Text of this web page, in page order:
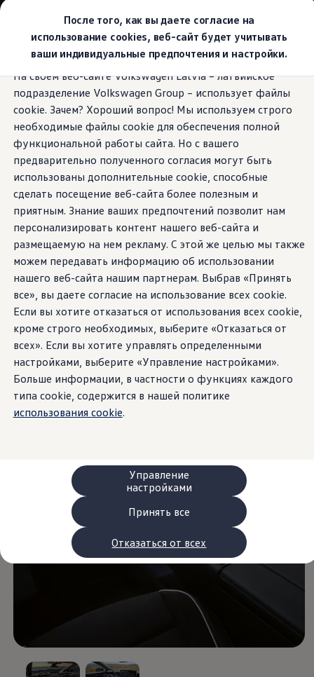
После того, как вы даете согласие на
использование cookies, веб-сайт будет учитывать
ваши индивидуальные предпочтения и настройки.
На своем веб-сайте Volkswagen Latvia – латвийское
подразделение Volkswagen Group – использует файлы
cookie. Зачем? Хороший вопрос! Мы используем строго
необходимые файлы cookie для обеспечения полной
функциональной работы сайта. Но с вашего
предварительно полученного согласия могут быть
использованы дополнительные cookie, способные
сделать посещение веб-сайта более полезным и
приятным. Знание ваших предпочтений позволит нам
персонализировать контент нашего веб-сайта и
размещаемую на нем рекламу. С этой же целью мы также
можем передавать информацию об использовании
нашего веб-сайта нашим партнерам. Выбрав «Принять
все», вы даете согласие на использование всех cookie.
Если вы хотите отказаться от использования всех cookie,
кроме строго необходимых, выберите «Отказаться от
всех». Если вы хотите управлять определенными
настройками, выберите «Управление настройками».
Больше информации, в частности о функциях каждого
типа cookie, содержится в нашей политике
использования cookie.
Принять все
Отказаться от всех
Управление
настройками
основному
содержанию
нижнему
колонтитулу
Выбери свой Volkswagen
Модельный ряд
Новый ID.Cross
Открой для себя семейство внедорожников
Предложения и услуги
Юбилейное предложение
Автомобильный онлайн-магазин Volkswagen
Обмен автомобилей
Лизинг Volkswagen
Гарантия
Бесплатная регистрация для вашего нового
Взаимодействие в сети простыми словами
VW Connect
Активация
Все службы
VW Connect для Вашего ID.
Обновления (Upgrades)
Car-Net
App-Connect
Fleet Interface Data
O Volkswagen
Получи больше
Владельцы и услуги
Сервис и запчасти
Преимущества Volkswagen
Техобслуживание
Ремонт и проверки
Моторное масло и технические жидкости
Колеса и шины
Помощь при авариях и поломках
Обслуживание автомобилей
Аксессуары
Персонализация
Настенная зарядная станция и кабели для
Важная информация для клиентов
Переработка и возврат продукции
Кампании по отзыву автомобилей
Предупредительные и контрольные
Обновления программного обеспечения
Обновления программного обеспечения для
Электронное руководство
Отзыв подушек Takata по соображениям
Общее освещение
Свет практически
длялюбого
настроения